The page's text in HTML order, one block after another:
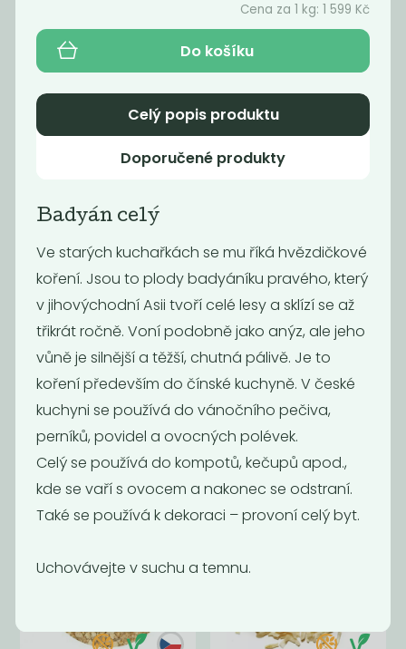
Bobkový list
790
BIO Chilli
drcené
689
Chilli mleté
400Kč/ Kg
Sušený česnek
granulovaný
599Kč/ Kg
Cena za 1 kg:1 599 Kč
Do košíku
Celý popis produktu
Doporučené produkty
Badyán celý
Ve starých kuchařkách se mu říká hvězdičkové
koření. Jsou to plody badyáníku pravého, který
v jihovýchodní Asii tvoří celé lesy a sklízí se až
třikrát ročně. Voní podobně jako anýz, ale jeho
vůně je silnější a těžší, chutná pálivě. Je to
koření především do čínské kuchyně. V české
kuchyni se používá do vánočního pečiva,
perníků, povidel a ovocných polévek.
Celý se používá do kompotů, kečupů apod.,
kde se vaří s ovocem a nakonec se odstraní.
Také se používá k dekoraci – provoní celý byt.
Uchovávejte v suchu a temnu.